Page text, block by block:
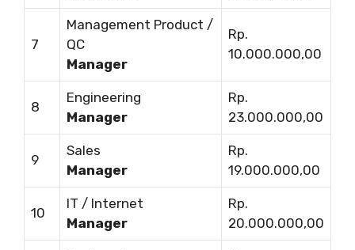
7
Management Product /
QC
Manager
Rp.
10.000.000,00
8
Engineering
Manager
Rp.
23.000.000,00
9
Sales
Manager
Rp.
19.000.000,00
10
IT / Internet
Manager
Rp.
20.000.000,00